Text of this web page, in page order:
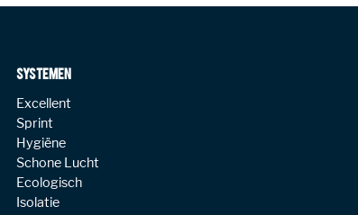
SYSTEMEN
Excellent
Sprint
Hygiëne
Schone Lucht
Ecologisch
Isolatie